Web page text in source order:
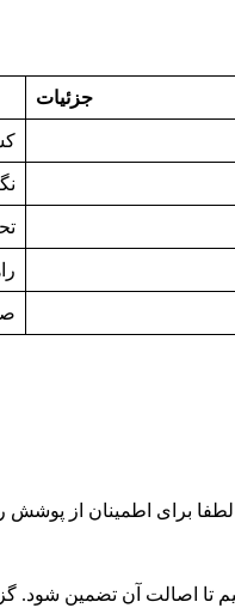
جزئیات
برای اطمینان از پوشش
تا اصالت آن تضمین شود.